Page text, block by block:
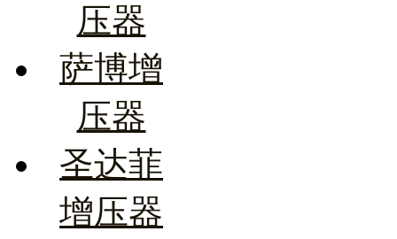
压器
萨博增
压器
圣达菲
增压器